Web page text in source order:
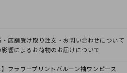
・店舗受け取り注文・お問い合わせについて
影響によるお荷物のお届けについて
】フラワープリントバルーン袖ワンピース